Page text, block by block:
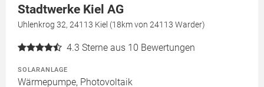
Stadtwerke Kiel AG
Uhlenkrog 32, 24113 Kiel (18km von 24113 Warder)
4.3 Sterne aus 10 Bewertungen
SOLARANLAGE
Wärmepumpe, Photovoltaik